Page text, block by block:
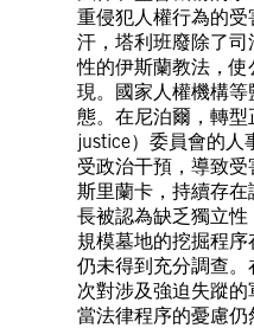
重侵犯人權行為的
汗，塔利班廢除了
性的伊斯蘭教法，
現。國家人權機構
態。在尼泊爾，轉型
justice）委員會的人
受政治干預，導致
斯里蘭卡，持續存
長被認為缺乏獨立
規模墓地的挖掘程
仍未得到充分調查
次對涉及強迫失蹤
當法律程序的憂慮